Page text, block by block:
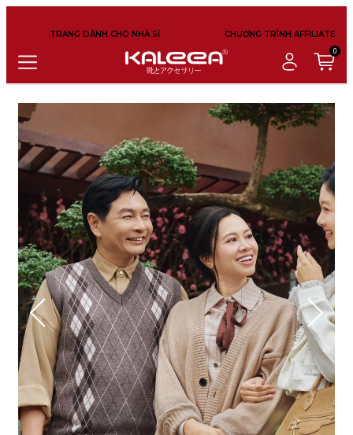
0
TRANG DÀNH CHO NHÀ SỈ CHƯƠNG TRÌNH AFFILIATE